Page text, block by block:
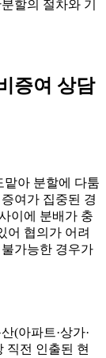
할의 절차와 기
증여 상담
맡아 분할에 다툼
여가 집중된 경
이에 분배가 충
어 협의가 어려
가능한 경우가
(아파트·상가·
직전 인출된 현